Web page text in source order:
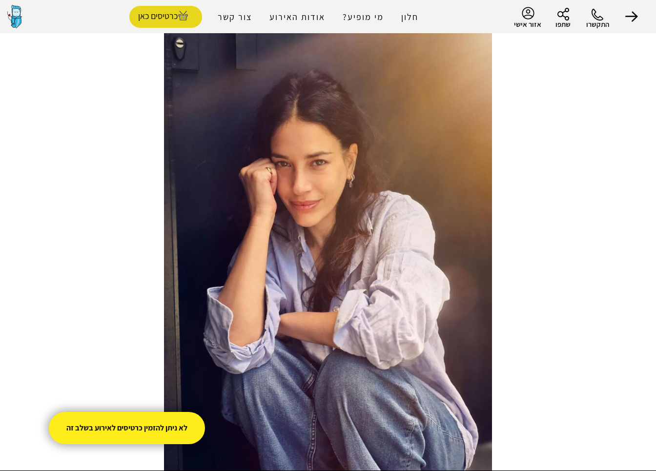
התקשרו שתפו אזור אישי
חלון מי מופיע? אודות האירוע צור קשר כרטיסים כאן
לא ניתן להזמין כרטיסים לאירוע בשלב זה